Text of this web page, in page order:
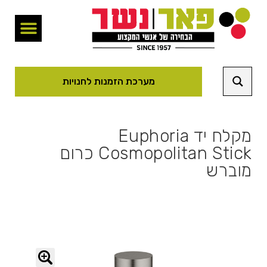
מערכת הזמנות לחנויות
מקלח יד Euphoria
Cosmopolitan Stick כרום
מוברש